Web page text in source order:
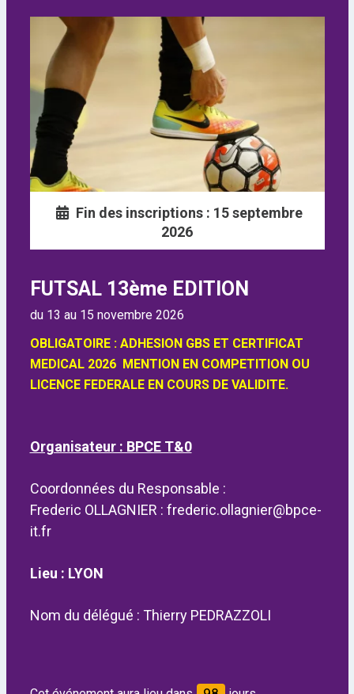
Fin des inscriptions : 15 septembre
2026
FUTSAL 13ème EDITION
du 13 au 15 novembre 2026
OBLIGATOIRE : ADHESION GBS ET CERTIFICAT
MEDICAL 2026 MENTION EN COMPETITION OU
LICENCE FEDERALE EN COURS DE VALIDITE.
Organisateur : BPCE T&0
Coordonnées du Responsable :
Frederic OLLAGNIER : frederic.ollagnier@bpce-
it.fr
Lieu : LYON
Nom du délégué : Thierry PEDRAZZOLI